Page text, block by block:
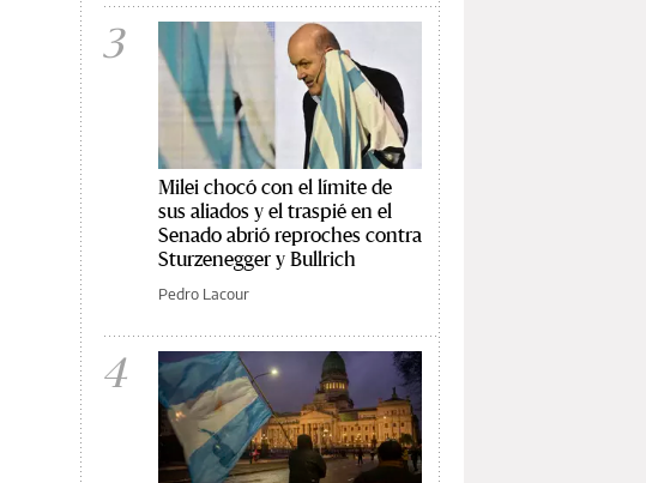
3
Milei chocó con el límite de
sus aliados y el traspié en el
Senado abrió reproches contra
Sturzenegger y Bullrich
Pedro Lacour
4